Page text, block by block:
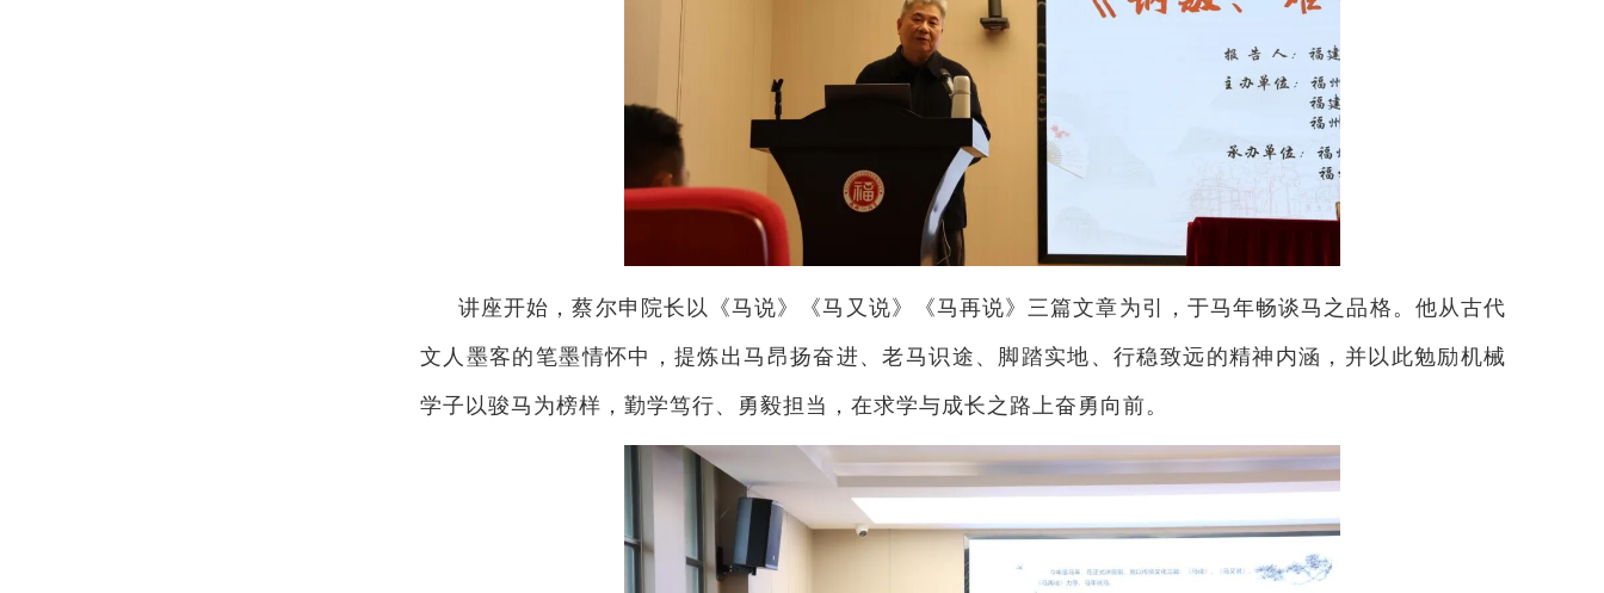
讲座开始，蔡尔申院长以《马说》《马又说》《马再说》三篇文章为引，于马年畅谈马之品格。他从古代
文人墨客的笔墨情怀中，提炼出马昂扬奋进、老马识途、脚踏实地、行稳致远的精神内涵，并以此勉励机械
学子以骏马为榜样，勤学笃行、勇毅担当，在求学与成长之路上奋勇向前。